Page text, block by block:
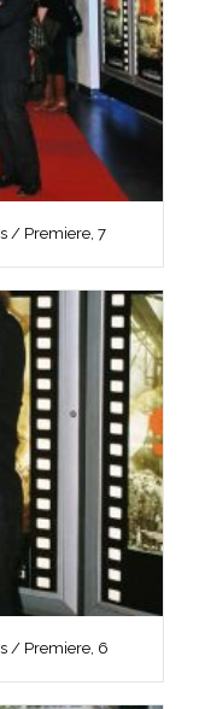
/ Premiere, 7
/ Premiere, 6